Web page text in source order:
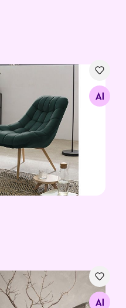
Найдите похожие
2 шт
Найдите похожие